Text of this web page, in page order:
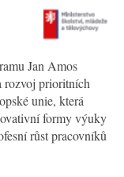
Jan Amos
rozvoj prioritních
unie, která
formy výuky
růst pracovníků